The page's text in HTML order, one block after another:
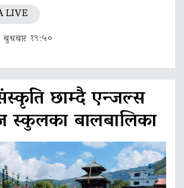
LIVE
१९:५०
छाम्दै एन्जल्स
स्कुलका बालबालिका